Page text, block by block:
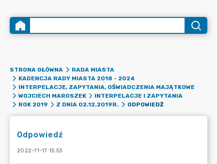
STRONA GŁÓWNA
RADA MIASTA
KADENCJA RADY MIASTA 2018 - 2024
INTERPELACJE, ZAPYTANIA, OŚWIADCZENIA MAJĄTKOWE
WOJCIECH MAROSZEK
INTERPELACJE I ZAPYTANIA
ROK 2019
Z DNIA 02.12.2019R. ODPOWIEDŹ
Odpowiedź
2022-11-17 15:53